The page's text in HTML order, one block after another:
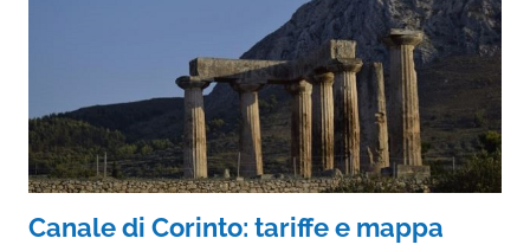
Canale di Corinto: tariffe e mappa